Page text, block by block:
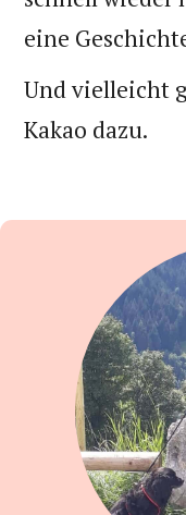
eine
Und vielleicht
Kakao dazu.